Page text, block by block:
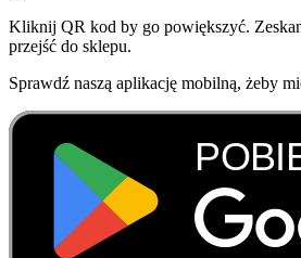
Kliknij QR kod by go powiększyć.
przejść do sklepu.
Sprawdź naszą aplikację mobilną, żeby